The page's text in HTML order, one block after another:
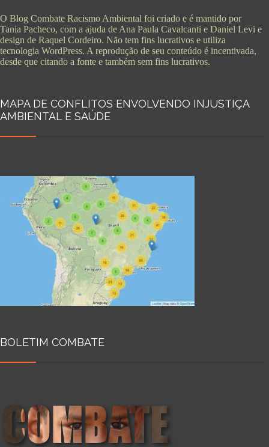
O Blog Combate Racismo Ambiental foi criado e é mantido por
Tania Pacheco, com a ajuda de Ana Paula Cavalcanti e Daniel Levi e
design de Raquel Cordeiro. Não tem fins lucrativos e utiliza
tecnologia WordPress. A reprodução de seu conteúdo é incentivada,
desde que citando a fonte e também sem fins lucrativos.
MAPA DE CONFLITOS ENVOLVENDO INJUSTIÇA
AMBIENTAL E SAÚDE
BOLETIM COMBATE